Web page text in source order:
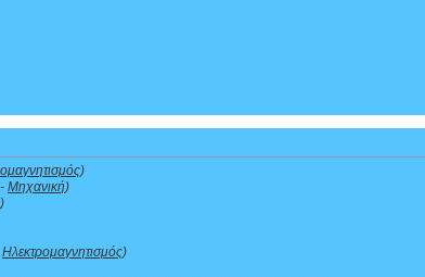
)
- Μηχανική)
)
Ηλεκτρομαγνητισμός)